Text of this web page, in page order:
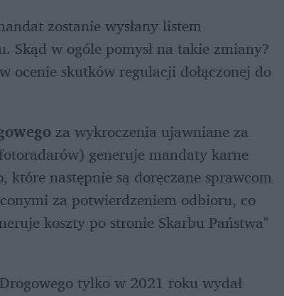
zostanie wysłany listem
w ogóle pomysł na takie zmiany?
ocenie skutków regulacji dołączonej do
za wykroczenia ujawniane za
generuje mandaty karne
następnie są doręczane sprawcom
za potwierdzeniem odbioru, co
koszty po stronie Skarbu Państwa"
tylko w 2021 roku wydał